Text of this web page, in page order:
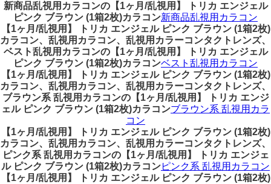
新商品乱視用カラコンの【1ヶ月/乱視用】 トリカ エンジェル
ピンク ブラウン (1箱2枚)カラコン新商品乱視用カラコン
【1ヶ月/乱視用】 トリカ エンジェル ピンク ブラウン (1箱2枚)
カラコン、乱視用カラコン、乱視用カラーコンタクトレンズ、
ベスト乱視用カラコンの【1ヶ月/乱視用】 トリカ エンジェル
ピンク ブラウン (1箱2枚)カラコンベスト乱視用カラコン
【1ヶ月/乱視用】 トリカ エンジェル ピンク ブラウン (1箱2枚)
カラコン、乱視用カラコン、乱視用カラーコンタクトレンズ、
ブラウン系 乱視用カラコンの【1ヶ月/乱視用】 トリカ エンジ
ェル ピンク ブラウン (1箱2枚)カラコンブラウン系 乱視用カラ
コン
【1ヶ月/乱視用】 トリカ エンジェル ピンク ブラウン (1箱2枚)
カラコン、乱視用カラコン、乱視用カラーコンタクトレンズ、
ピンク系 乱視用カラコンの【1ヶ月/乱視用】 トリカ エンジェ
ル ピンク ブラウン (1箱2枚)カラコンピンク系 乱視用カラコン
【1ヶ月/乱視用】 トリカ エンジェル ピンク ブラウン (1箱2枚)